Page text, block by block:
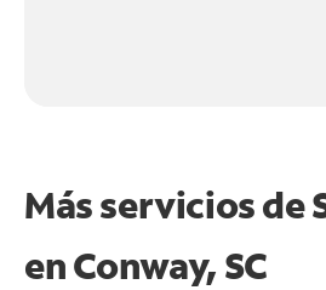
Más servicios de
enConway, SC